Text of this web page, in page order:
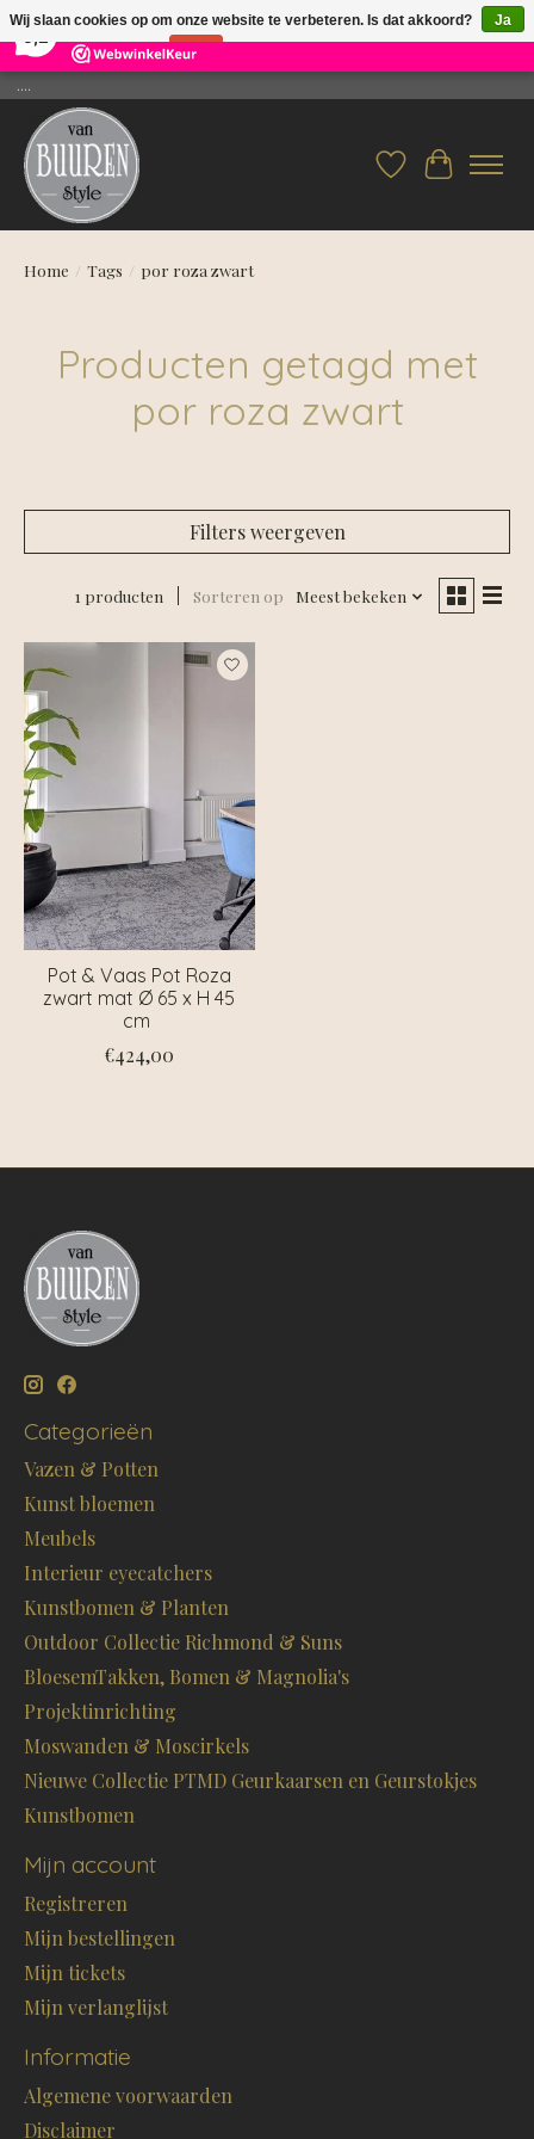
26 Reviews ×
....
Verlanglijst
Home / Tags / por roza zwart
Producten getagd met
por roza zwart
Filters weergeven
1 producten Sorteren op Meest bekeken
Pot & Vaas Pot Roza
zwart mat Ø 65 x H 45
cm
€424,00
Categorieën
Vazen & Potten
Kunst bloemen
Meubels
Interieur eyecatchers
Kunstbomen & Planten
Outdoor Collectie Richmond & Suns
BloesemTakken, Bomen & Magnolia's
Projektinrichting
Moswanden & Moscirkels
Nieuwe Collectie PTMD Geurkaarsen en Geurstokjes
Kunstbomen
Mijn account
Registreren
Mijn bestellingen
Mijn tickets
Mijn verlanglijst
Informatie
Algemene voorwaarden
Disclaimer
Wij slaan cookies op om onze website te verbeteren. Is dat akkoord?
Ja
Nee